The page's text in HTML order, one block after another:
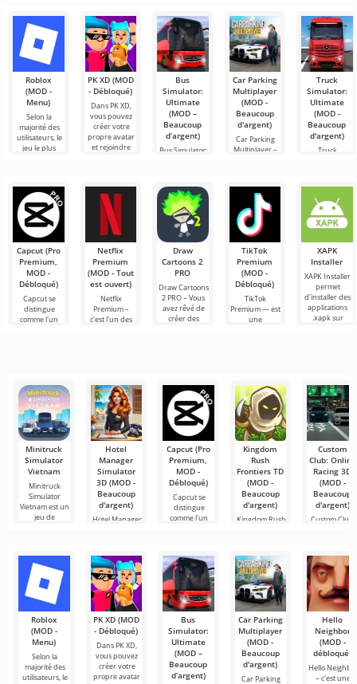
Roblox
(MOD -
Menu)
Selon la
majorité des
utilisateurs, le
jeu le plus
Roblox. Ce
PK XD (MOD
- Débloqué)
Dans PK XD,
vous pouvez
créer votre
propre avatar
et rejoindre
Bus
Simulator:
Ultimate
(MOD –
Beaucoup
d’argent)
Bus Simulator:
Android
offrant des
possibilités
infinies
Car Parking
Multiplayer
(MOD -
Beaucoup
d'argent)
Car Parking
Multiplayer –
joueurs
incarnent des
conducteurs
Truck
Simulator:
Ultimate
(MOD -
Beaucoup
d'argent)
Truck
un simulateur
de transport
de
Capcut (Pro
Premium,
MOD -
Débloqué)
Capcut se
distingue
comme l'un
Netflix
Premium
(MOD - Tout
est ouvert)
Netflix
Premium –
c'est l'un des
Draw
Cartoons 2
PRO
Draw Cartoons
2 PRO – Vous
avez rêvé de
créer des
TikTok
Premium
(MOD -
Débloqué)
TikTok
Premium — est
une
XAPK
Installer
XAPK Installer
permet
d'installer des
applications
.xapk sur
Minitruck
Simulator
Vietnam
Minitruck
Simulator
Vietnam est un
jeu de
Hotel
Manager
Simulator
3D (MOD -
Beaucoup
d'argent)
Hotel Manager
Capcut (Pro
Premium,
MOD -
Débloqué)
Capcut se
distingue
comme l'un
Kingdom
Rush
Frontiers TD
(MOD -
Beaucoup
d'argent)
Kingdom Rush
Custom
Club: Online
Racing 3D
(MOD -
Beaucoup
d'argent)
Custom Club:
Roblox
(MOD -
Menu)
Selon la
majorité des
utilisateurs, le
PK XD (MOD
- Débloqué)
Dans PK XD,
vous pouvez
créer votre
propre avatar
Bus
Simulator:
Ultimate
(MOD –
Beaucoup
d’argent)
Car Parking
Multiplayer
(MOD -
Beaucoup
d'argent)
Car Parking
Hello
Neighbor
(MOD -
débloqué)
Hello
– c'est une